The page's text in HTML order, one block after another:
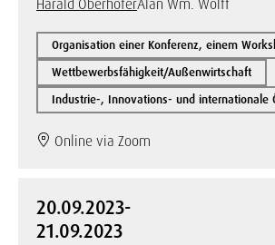
Harald OberhoferAlan Wm. Wolff
Organisation einer Konferenz, einem
Wettbewerbsfähigkeit/Außenwirtschaft
Industrie-, Innovations- und internationale
Online via Zoom
20.09.2023-
21.09.2023